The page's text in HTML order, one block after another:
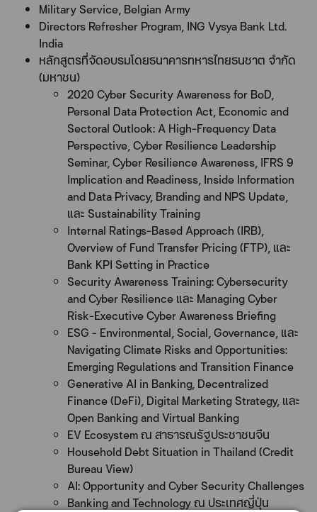
Military Service, Belgian Army
Directors Refresher Program, ING Vysya Bank Ltd.
India
หลักสูตรที่จัดอบรมโดยธนาคารทหารไทยธนชาต จำกัด
(มหาชน)
2020 Cyber Security Awareness for BoD,
Personal Data Protection Act, Economic and
Sectoral Outlook: A High-Frequency Data
Perspective, Cyber Resilience Leadership
Seminar, Cyber Resilience Awareness, IFRS 9
Implication and Readiness, Inside Information
and Data Privacy, Branding and NPS Update,
และ Sustainability Training
Internal Ratings-Based Approach (IRB),
Overview of Fund Transfer Pricing (FTP), และ
Bank KPI Setting in Practice
Security Awareness Training: Cybersecurity
and Cyber Resilience และ Managing Cyber
Risk-Executive Cyber Awareness Briefing
ESG - Environmental, Social, Governance, และ
Navigating Climate Risks and Opportunities:
Emerging Regulations and Transition Finance
Generative AI in Banking, Decentralized
Finance (DeFi), Digital Marketing Strategy, และ
Open Banking and Virtual Banking
EV Ecosystem ณ สาธารณรัฐประชาชนจีน
Household Debt Situation in Thailand (Credit
Bureau View)
AI: Opportunity and Cyber Security Challenges
Banking and Technology ณ ประเทศญี่ปุ่น